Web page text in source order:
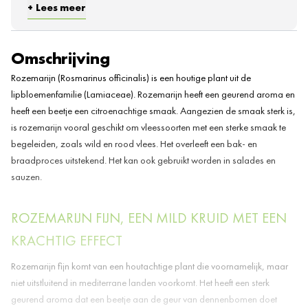
vetzuren
Eiwitten
5 gram
Vezels
17,6
gram
Zout
0 gram
Lees meer
Omschrijving
Rozemarijn (Rosmarinus officinalis) is een houtige plant uit de
lipbloemenfamilie (Lamiaceae). Rozemarijn heeft een geurend aroma en
heeft een beetje een citroenachtige smaak. Aangezien de smaak sterk is,
is rozemarijn vooral geschikt om vleessoorten met een sterke smaak te
begeleiden, zoals wild en rood vlees. Het overleeft een bak- en
braadproces uitstekend. Het kan ook gebruikt worden in salades en
sauzen.
ROZEMARIJN FIJN, EEN MILD KRUID MET EEN
KRACHTIG EFFECT
Rozemarijn fijn komt van een houtachtige plant die voornamelijk, maar
niet uitstluitend in mediterrane landen voorkomt. Het heeft een sterk
geurend aroma dat een beetje aan de geur van dennenbomen doet